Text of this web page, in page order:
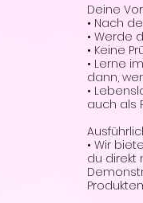
Deine
• Nach
• Werde
• Keine
• Lerne
dann,
•
auch als
• Wir
du direkt